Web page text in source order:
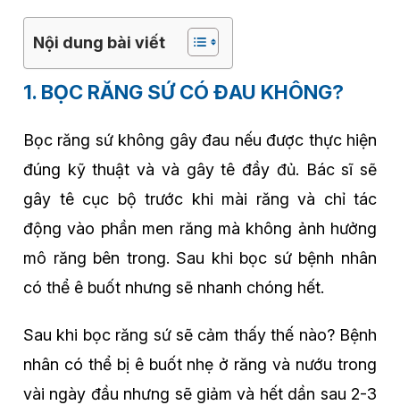
Nội dung bài viết
1. BỌC RĂNG SỨ CÓ ĐAU KHÔNG?
Bọc răng sứ không gây đau nếu được thực hiện
đúng kỹ thuật và và gây tê đầy đủ. Bác sĩ sẽ
gây tê cục bộ trước khi mài răng và chỉ tác
động vào phần men răng mà không ảnh hưởng
mô răng bên trong. Sau khi bọc sứ bệnh nhân
có thể ê buốt nhưng sẽ nhanh chóng hết.
Sau khi bọc răng sứ sẽ cảm thấy thế nào? Bệnh
nhân có thể bị ê buốt nhẹ ở răng và nướu trong
vài ngày đầu nhưng sẽ giảm và hết dần sau 2-3